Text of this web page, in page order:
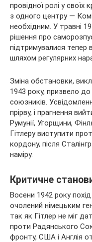
провідної ролі у своїх
з одного центру —
необхідним. У травні
рішення про
підтримувалися
шляхом регулярних
Зміна обстановки,
1943 року, призвело до
союзників.
прірву, і прагнення
Румунії, Угорщини,
Гітлеру виступити
кордону, після
наміру.
Критичне
Восени 1942 року
очолений німецьким
так як Гітлер не міг
проти Радянського
фронту, США і Англія